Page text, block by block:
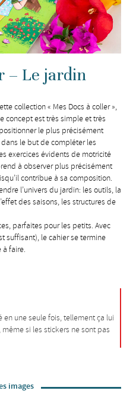
– Le jardin
collection « Mes Docs à coller »,
concept est très simple et très
le plus précisément
le but de compléter les
exercices évidents de motricité
à observer plus précisément
contribue à sa composition.
l’univers du jardin: les outils, la
des saisons, les structures de
parfaites pour les petits. Avec
suffisant), le cahier se termine
à faire.
en une seule fois, tellement ça lui
si les stickers ne sont pas
images